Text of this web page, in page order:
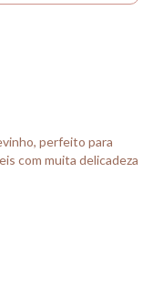
perfeito para
com muita delicadeza